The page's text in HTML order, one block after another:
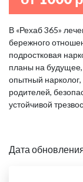
В «Рехаб 365»
бережного
подростковая
планы на
опытный
родителей,
устойчивой
Дата